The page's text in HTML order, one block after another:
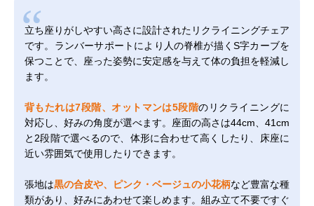
立ち座りがしやすい高さに設計されたリクライニングチェア
です。ランバーサポートにより人の脊椎が描くS字カーブを
保つことで、座った姿勢に安定感を与えて体の負担を軽減し
ます。
背もたれは7段階、オットマンは5段階のリクライニングに
対応し、好みの角度が選べます。座面の高さは44cm、41cm
と2段階で選べるので、体形に合わせて高くしたり、床座に
近い雰囲気で使用したりできます。
張地は黒の合皮や、ピンク・ベージュの小花柄など豊富な種
類があり、好みにあわせて楽しめます。組み立て不要ですぐ